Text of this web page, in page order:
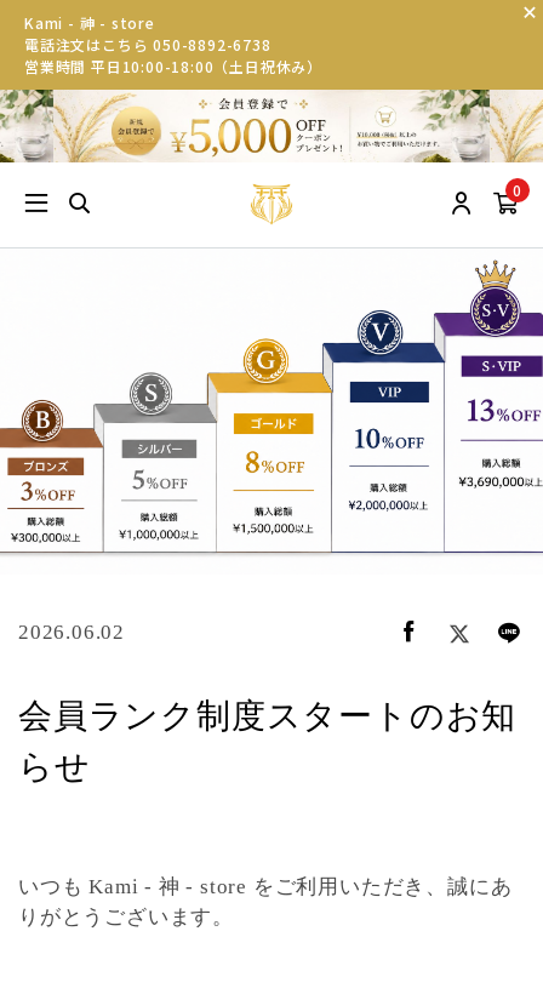
Kami - 神 - store
電話注文はこちら 050-8892-6738
営業時間 平日10:00-18:00（土日祝休み）
0
2026.06.02
会員ランク制度スタートのお知
らせ
いつも Kami - 神 - store をご利用いただき、誠にあ
りがとうございます。